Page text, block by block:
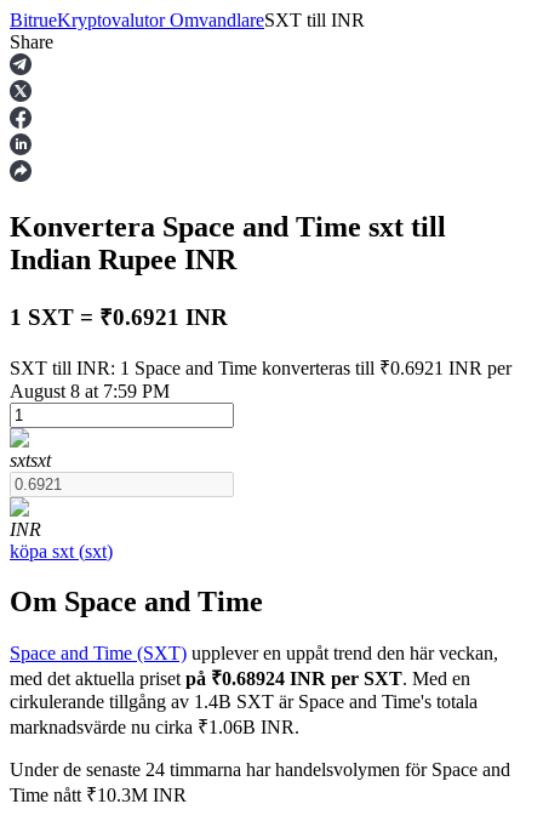
Terminer
USDT Futures
Futures med USDT som säkerhet
COIN-M Futures
Futures för kryptovaluta
TradFi
BitrueKryptovalutor OmvandlareSXT till INR
Share
Konvertera Space and Time sxt till
Indian Rupee INR
1 SXT = ₹0.6921 INR
SXT till INR: 1 Space and Time konverteras till ₹0.6921 INR per
August 8 at 7:59 PM
sxtsxt
INR
köpa sxt (sxt)
Om Space and Time
Space and Time (SXT) upplever en uppåt trend den här veckan,
med det aktuella priset på ₹0.68924 INR per SXT. Med en
cirkulerande tillgång av 1.4B SXT är Space and Time's totala
marknadsvärde nu cirka ₹1.06B INR.
Under de senaste 24 timmarna har handelsvolymen för Space and
Time nått ₹10.3M INR